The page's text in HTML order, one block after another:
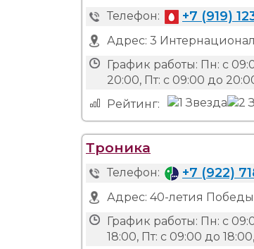
Телефон: +7 (919)
Адрес: 3
График работы: Пн: с
20:00, Пт: с 09:00 до
Рейтинг:
Троника
Телефон: +7 (922)
Адрес: 40-летия Победы,
График работы: Пн: с
18:00, Пт: с 09:00 до